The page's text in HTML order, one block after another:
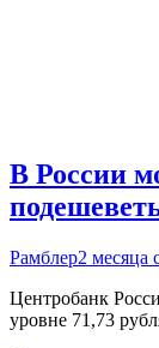
В России
Рамблер2 месяца
Центробанк
уровне 71,73